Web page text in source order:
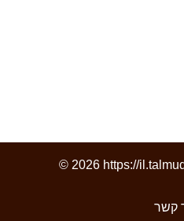
© 2026 https://
קשר